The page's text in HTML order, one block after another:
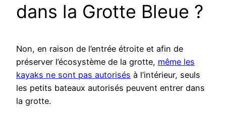
dans la Grotte Bleue ?
Non, en raison de l’entrée étroite et afin de
préserver l’écosystème de la grotte, même les
kayaks ne sont pas autorisés à l’intérieur, seuls
les petits bateaux autorisés peuvent entrer dans
la grotte.